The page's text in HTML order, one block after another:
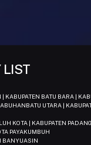
LIST
KABUPATEN BATU BARA |
UTARA |
KOTA | KABUPATEN
PAYAKUMBUH
BANYUASIN